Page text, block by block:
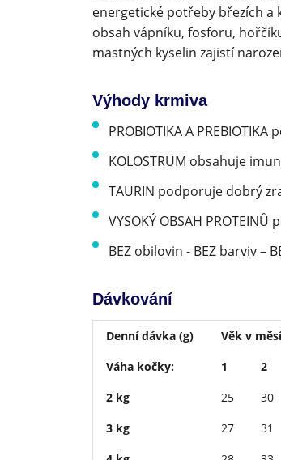
energetické potřeby březích a
obsah vápníku, fosforu,
mastných kyselin zajistí
Výhody krmiva
PROBIOTIKA A
KOLOSTRUM obsahuje
TAURIN podporuje dobrý
VYSOKÝ OBSAH
BEZ obilovin - BEZ barviv –
Dávkování
Denní dávka (g)
Věk v
Váha kočky:
1 2
2 kg
25 30
3 kg
27 31